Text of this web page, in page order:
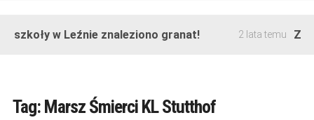
szkoły w Leźnie znaleziono granat! 2 lata temu
Tag: Marsz Śmierci KL Stutthof